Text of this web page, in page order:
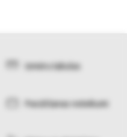
Izmēru tabulas
Pasūtīšanas noteikumi